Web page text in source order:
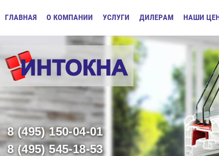
ГЛАВНАЯ О КОМПАНИИ УСЛУГИ ДИЛЕРАМ НАШИ
8 (495) 150-04-01
8 (495) 545-18-53